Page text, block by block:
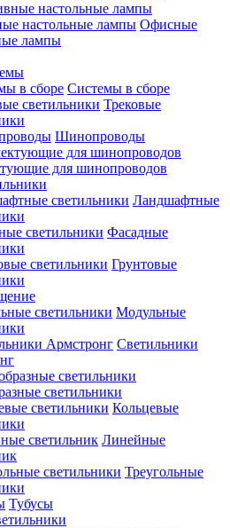
настольные лампы
Офисные
лампы
Системы в сборе
Трековые
Шинопроводы
для шинопроводов
Ландшафтные
Фасадные
Грунтовые
Модульные
Светильники
светильники
Кольцевые
Линейные
Треугольные
Тубусы